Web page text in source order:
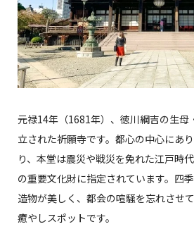
元禄14年（1681年）、徳川綱吉の生母
立された祈願寺です。都心の中心にあ
り、本堂は震災や戦災を免れた江戸時
の重要文化財に指定されています。四
造物が美しく、都会の喧騒を忘れさせ
癒やしスポットです。